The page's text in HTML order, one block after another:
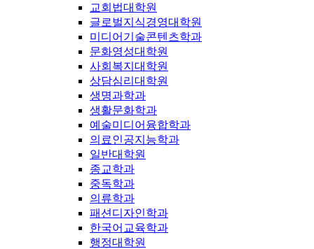
교회법대학원
글로벌지식경영대학원
미디어기술콘텐츠학과
문화영성대학원
사회복지대학원
상담심리대학원
생명과학과
생활문화학과
예술미디어융합학과
의료인공지능학과
일반대학원
종교학과
중독학과
의류학과
패션디자인학과
한국어교육학과
행정대학원